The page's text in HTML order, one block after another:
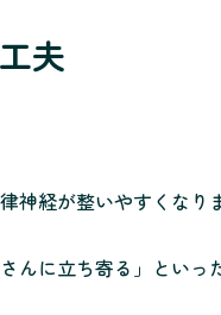
夫
神経が整いやすくなり
んに立ち寄る」といっ